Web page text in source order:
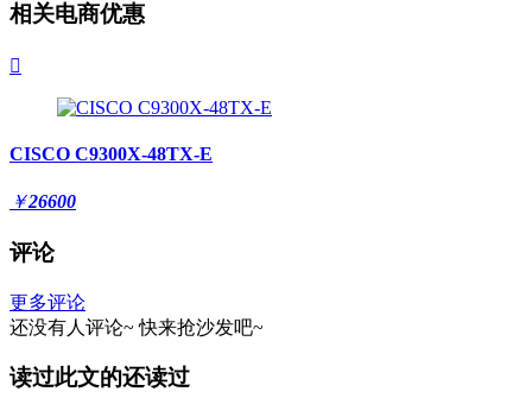
相关电商优惠

CISCO C9300X-48TX-E
￥26600
评论
更多评论
还没有人评论~ 快来抢沙发吧~
读过此文的还读过